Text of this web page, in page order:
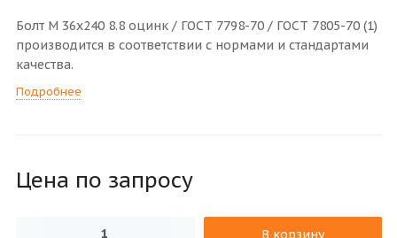
Болт M 36x240 8.8 оцинк / ГОСТ 7798-70 / ГОСТ 7805-70 (1)
производится в соответствии с нормами и стандартами
качества.
Подробнее
Цена по запросу
В корзину